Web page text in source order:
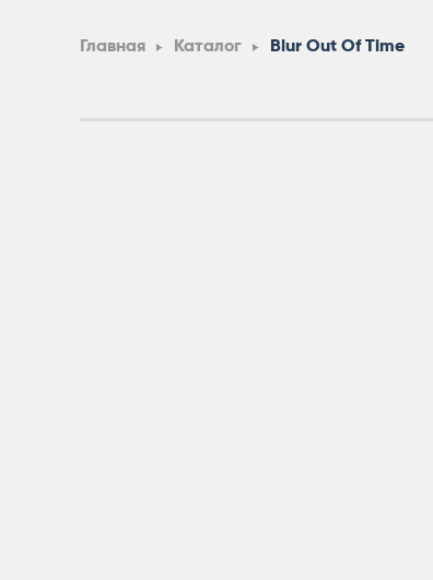
Главная Каталог Blur Out Of Time